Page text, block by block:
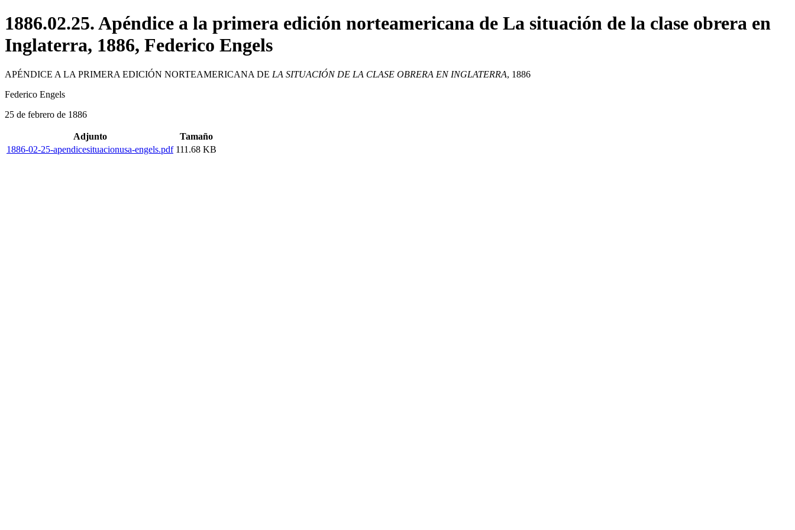
1886.02.25. Apéndice a la primera edición norteamericana de La situación de la clase obrera en
Inglaterra, 1886, Federico Engels
APÉNDICE A LA PRIMERA EDICIÓN NORTEAMERICANA DE LA SITUACIÓN DE LA CLASE OBRERA EN INGLATERRA, 1886
Federico Engels
25 de febrero de 1886
Adjunto
Tamaño
1886-02-25-apendicesituacionusa-engels.pdf 111.68 KB